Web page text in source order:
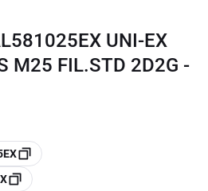
UNI-EX
M25 FIL.STD 2D2G -